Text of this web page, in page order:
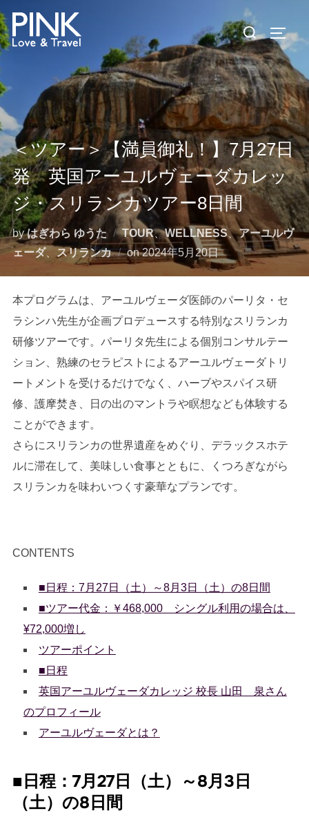
コ
ン
テ
ン
ツ
へ
ス
キ
ッ
プ
検
索
対
象:
サイ
＜ツアー＞【満員御礼！】7月27日
発 英国アーユルヴェーダカレッ
ジ・スリランカツアー8日間
byはぎわら ゆうた TOUR、WELLNESS 、アーユルヴ
ェーダ、 スリランカ on投
2024年5月20日
本プログラムは、アーユルヴェーダ医師のパーリタ・セ
ラシンハ先生が企画プロデュースする特別なスリランカ
研修ツアーです。パーリタ先生による個別コンサルテー
ション、熟練のセラピストによるアーユルヴェーダトリ
ートメントを受けるだけでなく、ハーブやスパイス研
修、護摩焚き、日の出のマントラや瞑想なども体験する
ことができます。
さらにスリランカの世界遺産をめぐり、デラックスホテ
ルに滞在して、美味しい食事とともに、くつろぎながら
スリランカを味わいつくす豪華なプランです。
CONTENTS
■日程：7月27日（土）～8月3日（土）の8日間
■ツアー代金：￥468,000 シングル利用の場合は、
¥72,000増し
ツアーポイント
■日程
英国アーユルヴェーダカレッジ 校長 山田 泉さん
のプロフィール
アーユルヴェーダとは？
■日程：7月27日（土）～8月3日
（土）の8日間